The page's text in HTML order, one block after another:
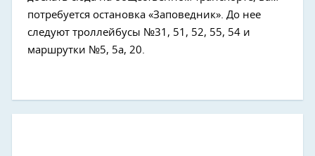
потребуется остановка «Заповедник». До нее
следуют троллейбусы №31, 51, 52, 55, 54 и
маршрутки №5, 5а, 20.